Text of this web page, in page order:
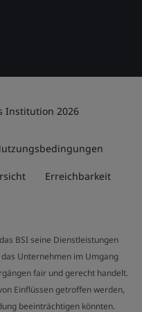
Institution 2026
Erreichbarkeit
BSI seine Dienstleistungen
Unternehmen im Umgang
fair und gerecht handelt.
Einflüssen getroffen werden,
beeinträchtigen könnten.